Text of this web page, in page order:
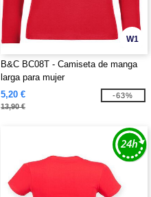
W1
B&C BC08T - Camiseta de manga
larga para mujer
5,20 €
13,90 €
-63%